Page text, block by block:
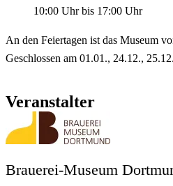
10:00 Uhrbis 17:00 Uhr
An den Feiertagen ist das Museum
Geschlossen am 01.01., 24.12.,
Veranstalter
Brauerei-Museum